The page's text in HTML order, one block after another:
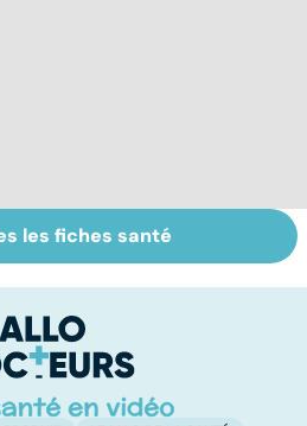
Intestin irritable :
le régime
solution ?
les fiches santé